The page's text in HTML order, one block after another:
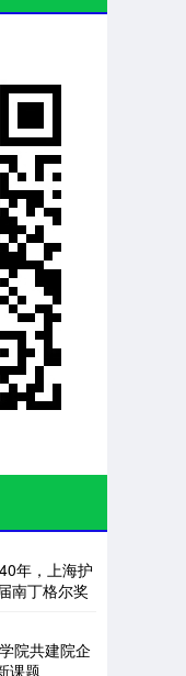
年，上海护
南丁格尔奖
院共建院企
课题